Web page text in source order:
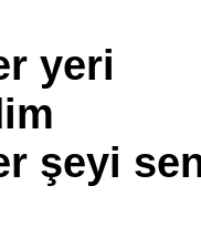
yeri
şeyi